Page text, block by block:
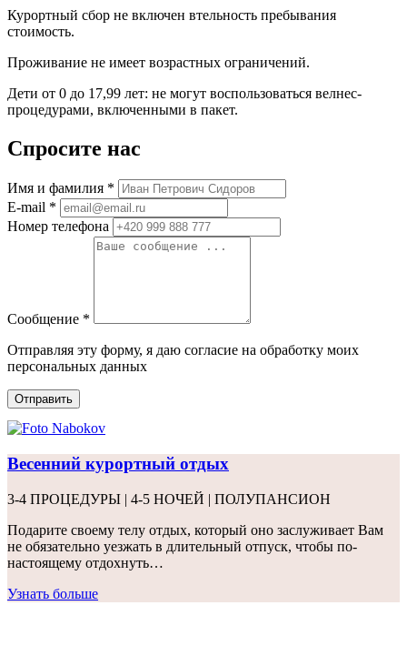
Курортный сбор не включен втельность пребывания
стоимость.
Проживание не имеет возрастных ограничений.
Дети от 0 до 17,99 лет: не могут воспользоваться велнес-
процедурами, включенными в пакет.
Спросите нас
Имя и фамилия *
E-mail *
Номер телефона
Сообщение *
Отправляя эту форму, я даю согласие на обработку моих
персональных данных
Отправить
Весенний курортный отдых
3-4 ПРОЦЕДУРЫ | 4-5 НОЧЕЙ | ПОЛУПАНСИОН
Подарите своему телу отдых, который оно заслуживает Вам
не обязательно уезжать в длительный отпуск, чтобы по-
настоящему отдохнуть…
Узнать больше